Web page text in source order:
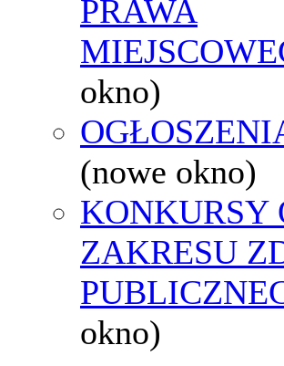
PRAWA
okno)
(nowe okno)
KONKURSY
ZAKRESU
okno)